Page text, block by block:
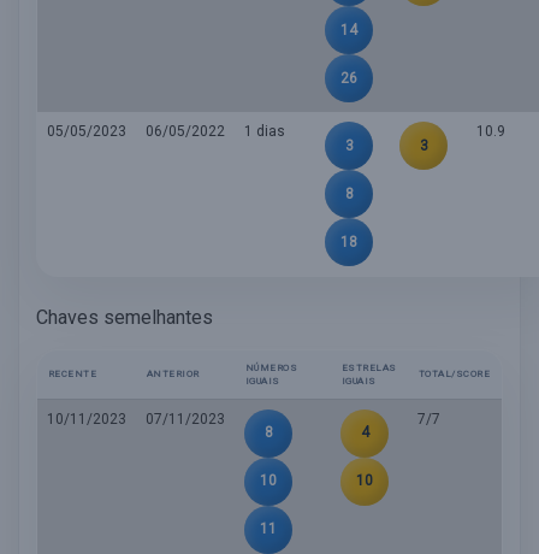
14
26
05/05/2023 06/05/2022
1 dias
3
8
18
3
10.9
Chaves semelhantes
RECENTE ANTERIOR
NÚMEROS
IGUAIS
ESTRELAS
IGUAIS
TOTAL/SCORE
10/11/2023
07/11/2023
8
10
11
4
10
7/7